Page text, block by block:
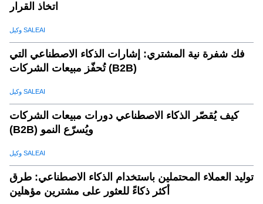
اتخاذ القرار
وكيل SALEAI
فك شفرة نية المشتري: إشارات الذكاء الاصطناعي التي
تُحفّز مبيعات الشركات (B2B)
وكيل SALEAI
كيف يُقصّر الذكاء الاصطناعي دورات مبيعات الشركات
(B2B) ويُسرّع النمو
وكيل SALEAI
توليد العملاء المحتملين باستخدام الذكاء الاصطناعي: طرق
أكثر ذكاءً للعثور على مشترين مؤهلين